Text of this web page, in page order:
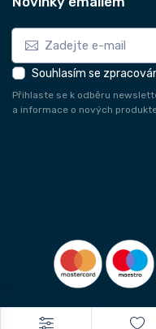
Souhlasím se
Přihlaste se k odběru
a informace o nových